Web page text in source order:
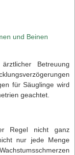
und Beinen
Betreuung
für Säuglinge wird
geachtet.
Regel nicht ganz
nur jede Menge